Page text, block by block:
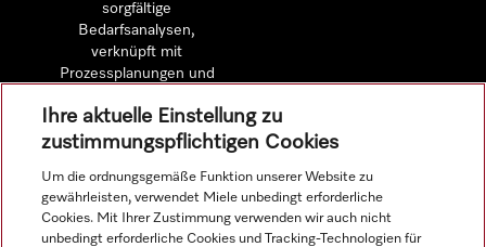
sorgfältige
Bedarfsanalysen,
verknüpft mit
Prozessplanungen und
Wirtschaftlichkeitsberechnungen.
Mehr erfahren
Ihre aktuelle Einstellung zu
zustimmungspflichtigen Cookies
Um die ordnungsgemäße Funktion unserer Website zu
gewährleisten, verwendet Miele unbedingt erforderliche
Cookies. Mit Ihrer Zustimmung verwenden wir auch nicht
unbedingt erforderliche Cookies und Tracking-Technologien für